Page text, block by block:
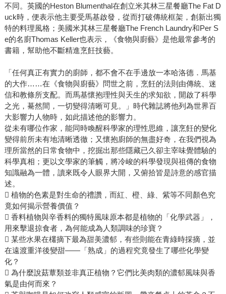
不同。英國的Heston Blumenthal在創立米其林三星餐廳The Fat D
uck時，便表示他主要受馬基啟發，從而打破傳統框架，創新出獨
特的料理風格；美國米其林三星餐廳The French Laundry和Per S
e的名廚Thomas Keller也表示，《食物與廚藝》是他最常參考的
書籍，幫助他不斷精進烹飪技藝。
「任何真正有實力的廚師，都不會不在手邊放一本哈洛德．馬基
的大作……在《食物與廚藝》問世之前，烹飪的法則由傳統、迷
信和教條所支配。而馬基懷抱理性與天生的求知欲，開啟了科學
之光，驀然間，一切變得清晰可見。」時代雜誌將他列為世界百
大影響力人物時，如此描述他的影響力。
從未有哪位作家，能同時喚醒科學家的理性思維，讓烹飪的變化
變得前所未有地清晰透徹；又懷抱廚師的無盡好奇，在我們視為
理所當然的日常食物中，挖掘出那些隱藏已久卻主宰味覺體驗的
科學真相；更以文學家的筆觸，將冷峻的科學發現與祖傳的食物
知識融為一體，讀來既令人眼界大開，又俯拾皆是詩意的感官描
述。
 植物的色素是對生命的禮讚，而紅、橙、綠、紫等不同顏色究
竟如何揭示營養價值？
 香料植物與辛香料的獨特風味原本都是植物的「化學武器」，
用來擊退掠食者，為何能成為人類調味的珍寶？
 某些水果在欉摘下最為甜美濃郁，有些則能在青綠時採摘，並
在遠渡重洋後變甜——「熟成」的過程究竟發生了哪些化學變
化？
 為什麼說菇蕈類並非真正植物？它們比美肉類的濃郁風味與香
氣是由何而來？